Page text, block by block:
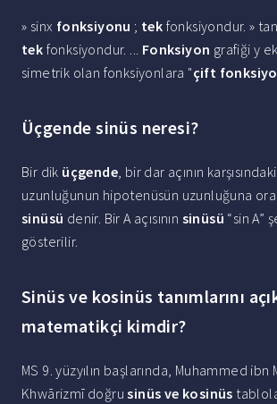
» sinx fonksiyonu ; tek fonksiyondur. »
tek fonksiyondur. ... Fonksiyon grafiği y
simetrik olan fonksiyonlara "çift
Üçgende sinüs neresi?
Bir dik üçgende, bir dar açının
uzunluğunun hipotenüsün uzunluğuna
sinüsü denir. Bir A açısının sinüsü “sin A”
gösterilir.
Sinüs ve kosinüs tanımlarını
matematikçi kimdir?
MS 9. yüzyılın başlarında, Muhammed ibn
Khwārizmī doğrusinüs ve kosinüs